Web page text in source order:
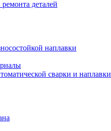
деталей
наплавки
сварки и наплавки